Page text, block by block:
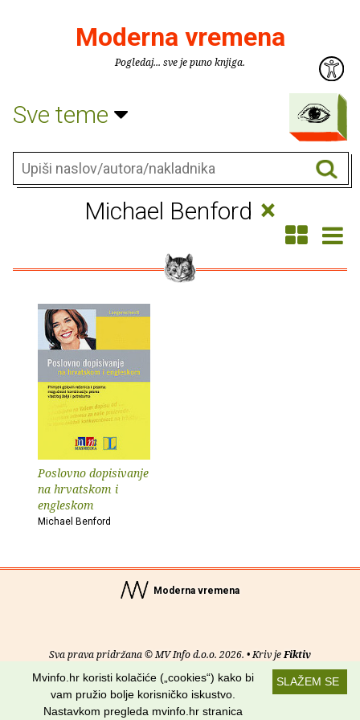
Moderna vremena
Pogledaj... sve je puno knjiga.
Sve teme
Michael Benford ×
Poslovno dopisivanje
na hrvatskom i
engleskom
Michael Benford
Moderna vremena
Sva prava pridržana © MV Info d.o.o. 2026. • Kriv jeFiktiv
Uvjeti korištenja RSS kanali
Potraži nas na:
SLAŽEM SE
Mvinfo.hr koristi kolačiće („cookies“) kako bi
vam pružio bolje korisničko iskustvo.
Nastavkom pregleda mvinfo.hr stranica